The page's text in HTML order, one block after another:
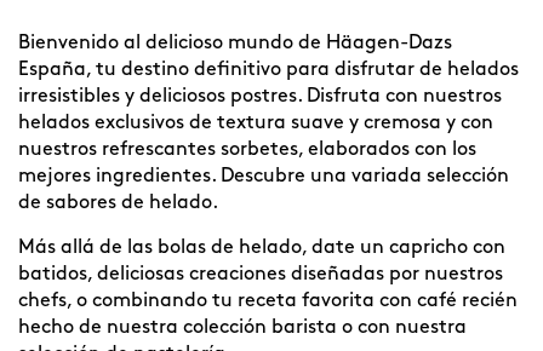
Bienvenido al delicioso mundo de Häagen-Dazs
España, tu destino definitivo para disfrutar de helados
irresistibles y deliciosos postres. Disfruta con nuestros
helados exclusivos de textura suave y cremosa y con
nuestros refrescantes sorbetes, elaborados con los
mejores ingredientes. Descubre una variada selección
de sabores de helado.
Más allá de las bolas de helado, date un capricho con
batidos, deliciosas creaciones diseñadas por nuestros
chefs, o combinando tu receta favorita con café recién
hecho de nuestra colección barista o con nuestra